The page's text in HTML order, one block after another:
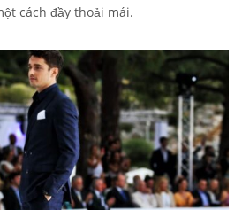
cách đầy thoải mái.